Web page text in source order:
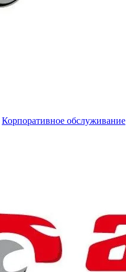
Корпоративное обслуживание